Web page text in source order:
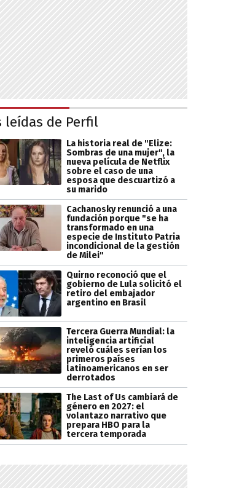
leídas de Perfil
La historia real de "Elize:
Sombras de una mujer", la
nueva película de Netflix
sobre el caso de una
esposa que descuartizó a
su marido
Cachanosky renunció a una
fundación porque "se ha
transformado en una
especie de Instituto Patria
incondicional de la gestión
de Milei"
Quirno reconoció que el
gobierno de Lula solicitó el
retiro del embajador
argentino en Brasil
Tercera Guerra Mundial: la
inteligencia artificial
reveló cuáles serían los
primeros países
latinoamericanos en ser
derrotados
The Last of Us cambiará de
género en 2027: el
volantazo narrativo que
prepara HBO para la
tercera temporada